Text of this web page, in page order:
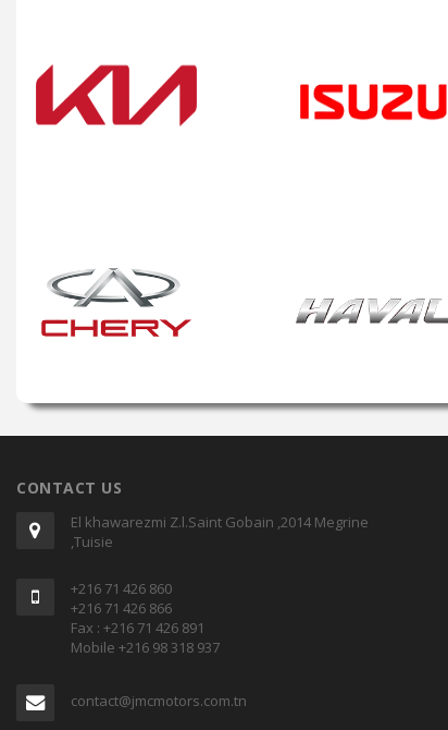
CONTACT US
El khawarezmi Z.l.Saint Gobain ,2014 Megrine
,Tuisie
+216 71 426 860
+216 71 426 866
Fax : +216 71 426 891
Mobile +216 98 318 937
contact@jmcmotors.com.tn